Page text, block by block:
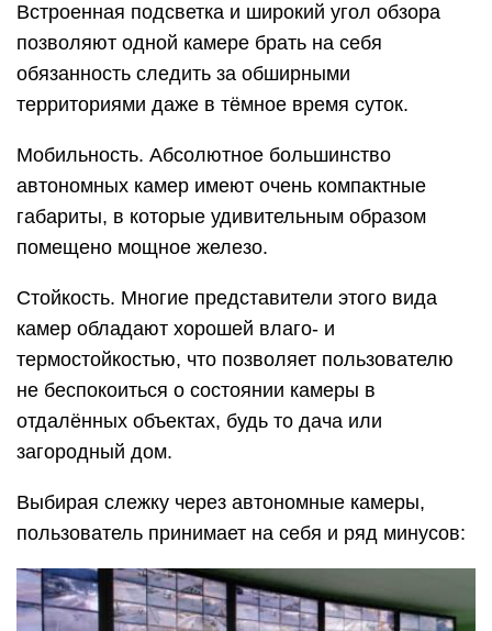
Встроенная подсветка и широкий угол обзора
позволяют одной камере брать на себя
обязанность следить за обширными
территориями даже в тёмное время суток.
Мобильность. Абсолютное большинство
автономных камер имеют очень компактные
габариты, в которые удивительным образом
помещено мощное железо.
Стойкость. Многие представители этого вида
камер обладают хорошей влаго- и
термостойкостью, что позволяет пользователю
не беспокоиться о состоянии камеры в
отдалённых объектах, будь то дача или
загородный дом.
Выбирая слежку через автономные камеры,
пользователь принимает на себя и ряд минусов: